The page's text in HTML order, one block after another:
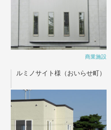
商業施設
ルミノサイト様（おいらせ町）